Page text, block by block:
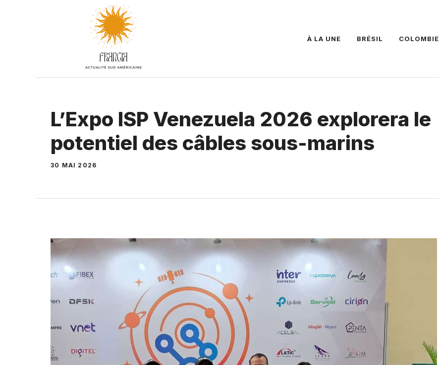
À LA UNE BRÉSIL COLOMBIE
L’Expo ISP Venezuela 2026 explorera le
potentiel des câbles sous-marins
30 MAI 2026